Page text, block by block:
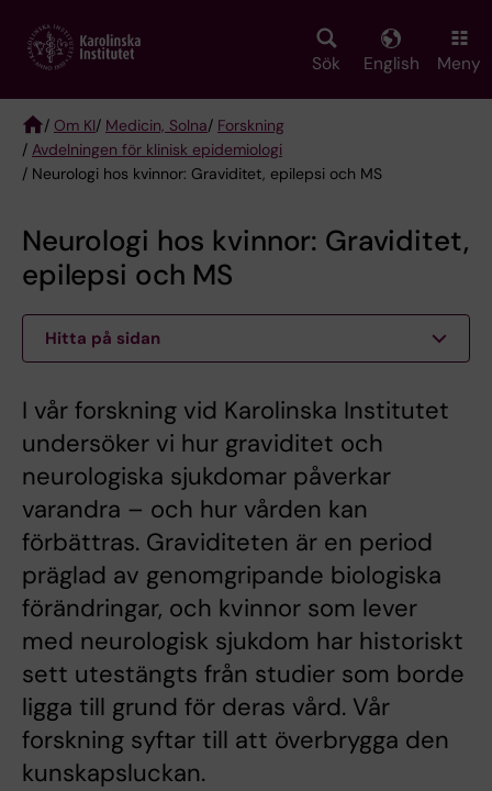
main
Sök English Meny
Breadcrumb
/ Om KI/ Medicin, Solna/ Forskning
/ Avdelningen för klinisk epidemiologi
/ Neurologi hos kvinnor: Graviditet, epilepsi och MS
Neurologi hos kvinnor: Graviditet,
epilepsi och MS
Hitta på sidan
I vår forskning vid Karolinska Institutet
undersöker vi hur graviditet och
neurologiska sjukdomar påverkar
varandra – och hur vården kan
förbättras. Graviditeten är en period
präglad av genomgripande biologiska
förändringar, och kvinnor som lever
med neurologisk sjukdom har historiskt
sett utestängts från studier som borde
ligga till grund för deras vård. Vår
forskning syftar till att överbrygga den
kunskapsluckan.